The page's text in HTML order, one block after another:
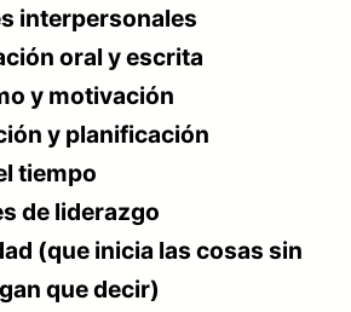
interpersonales
oral y escrita
y motivación
y planificación
tiempo
de liderazgo
(que inicia las cosas sin
que decir)